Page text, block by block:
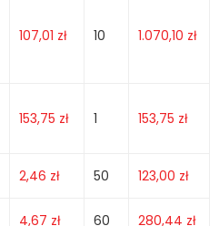
107,01 zł 10 1.070,10 zł
153,75 zł 1 153,75 zł
2,46 zł 50 123,00 zł
4,67 zł 60 280,44 zł